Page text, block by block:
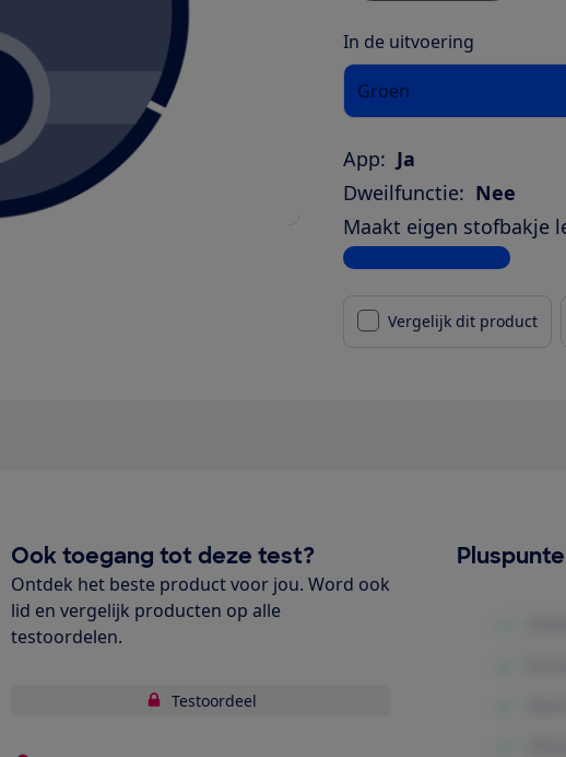
In de uitvoering
Groen
App: Ja
Dweilfunctie: Nee
Maakt eigen stofbakje
Bekijk alle specificaties
Vergelijk dit product
Ook toegang tot deze test?
Ontdek het beste product voor jou. Word ook
lid en vergelijk producten op alle
testoordelen.
Testoordeel